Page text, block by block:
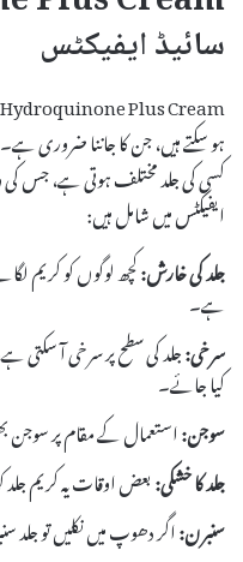
سائیڈ ایفیکٹس
ہو سکتے ہیں، جن کا جاننا ضروری
کسی کی جلد مختلف ہوتی ہے، جس کی
ایفیکٹس میں شامل ہیں:
جلد کی خارش:کچھ لوگوں کو کریم
ہے۔
سرخی:جلد کی سطح پر سرخی آ سکتی
کیا جائے۔
سوجن:استعمال کے مقام پر
جلد کا خشکی:بعض اوقات یہ کریم
سنبرن:اگر دھوپ میں نکلیں تو جلد